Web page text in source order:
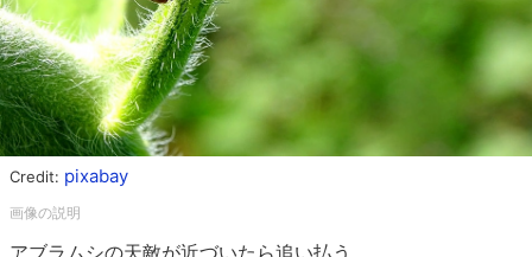
Credit: pixabay
アブラムシの天敵が近づいたら追い払う